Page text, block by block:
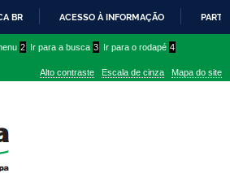
PARA
CONTEÚDO
BR ACESSO À INFORMAÇÃO
2 Ir para a busca 3 Ir para o rodapé 4
Alto contraste Escala de cinza Mapa do site